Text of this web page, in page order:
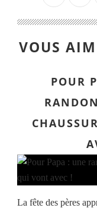
VOUS
POUR
La fête des pères